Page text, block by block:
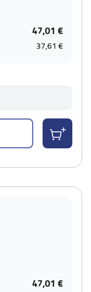
47,01 €
37,61 €
47,01 €